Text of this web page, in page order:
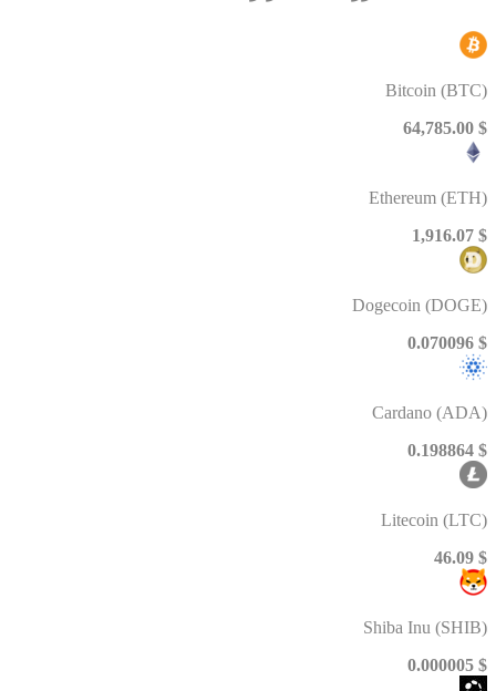
Bitcoin (BTC)
$ 64,785.00
Ethereum (ETH)
$ 1,916.07
Dogecoin (DOGE)
$ 0.070096
Cardano (ADA)
$ 0.198864
Litecoin (LTC)
$ 46.09
Shiba Inu (SHIB)
$ 0.000005